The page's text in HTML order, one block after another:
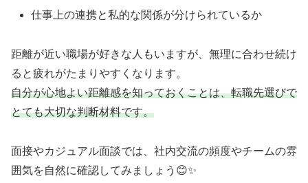
仕事上の連携と私的な関係が分けられているか
距離が近い職場が好きな人もいますが、無理に合わせ続け
ると疲れがたまりやすくなります。
自分が心地よい距離感を知っておくことは、転職先選びで
とても大切な判断材料です。
面接やカジュアル面談では、社内交流の頻度やチームの雰
囲気を自然に確認してみましょう😊✨